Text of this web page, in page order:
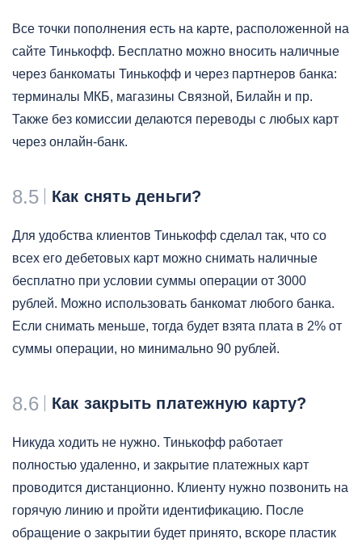
Все точки пополнения есть на карте, расположенной на
сайте Тинькофф. Бесплатно можно вносить наличные
через банкоматы Тинькофф и через партнеров банка:
терминалы МКБ, магазины Связной, Билайн и пр.
Также без комиссии делаются переводы с любых карт
через онлайн-банк.
8.5 Как снять деньги?
Для удобства клиентов Тинькофф сделал так, что со
всех его дебетовых карт можно снимать наличные
бесплатно при условии суммы операции от 3000
рублей. Можно использовать банкомат любого банка.
Если снимать меньше, тогда будет взята плата в 2% от
суммы операции, но минимально 90 рублей.
8.6 Как закрыть платежную карту?
Никуда ходить не нужно. Тинькофф работает
полностью удаленно, и закрытие платежных карт
проводится дистанционно. Клиенту нужно позвонить на
горячую линию и пройти идентификацию. После
обращение о закрытии будет принято, вскоре пластик